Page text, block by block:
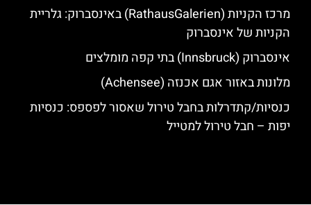
מרכז הקניות (RathausGalerien) באינסברוק: גלריית
הקניות של אינסברוק
אינסברוק (Innsbruck) בתי קפה מומלצים
מלונות באזור אגם אכנזה (Achensee)
כנסיות/קתדרלות בחבל טירול שאסור לפספס: כנסיות
יפות – חבל טירול למטייל